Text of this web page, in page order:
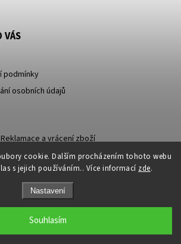
cookie. Dalším procházením tohoto webu
s jejich používáním.. Více informací zde.
Nastavení
Souhlasím
VÁS
podmínky
osobních údajů
Reklamace a vrácení zboží
Kč na